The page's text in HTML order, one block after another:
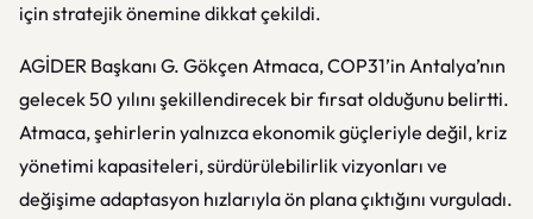
için stratejik önemine dikkat çekildi.
AGİDER Başkanı G. Gökçen Atmaca, COP31’in Antalya’nın
gelecek 50 yılını şekillendirecek bir fırsat olduğunu belirtti.
Atmaca, şehirlerin yalnızca ekonomik güçleriyle değil, kriz
yönetimi kapasiteleri, sürdürülebilirlik vizyonları ve
değişime adaptasyon hızlarıyla ön plana çıktığını vurguladı.